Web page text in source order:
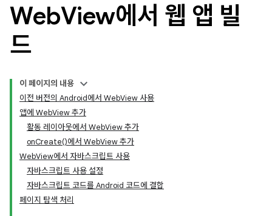
WebView에서 웹 앱 빌
드
이 페이지의 내용
이전 버전의 Android에서 WebView 사용
앱에 WebView 추가
활동 레이아웃에서 WebView 추가
onCreate()에서 WebView 추가
WebView에서 자바스크립트 사용
자바스크립트 사용 설정
자바스크립트 코드를 Android 코드에 결합
페이지 탐색 처리